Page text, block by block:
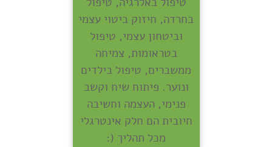
בחרדה, חיזוק ביטוי עצמי
וביטחון עצמי, טיפול
בטראומות, צמיחה
ממשברים, טיפול בילדים
ונוער. פיתוח שיח וקשב
פנימי, העצמה וחשיבה
חיובית הם חלק אינטרגלי
מכל תהליך (: